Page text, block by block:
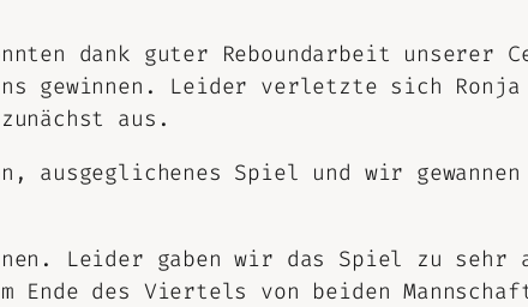
dank guter Reboundarbeit unserer
gewinnen. Leider verletzte sich
aus.
ausgeglichenes Spiel und wir
Leider gaben wir das Spiel zu sehr
Ende des Viertels von beiden